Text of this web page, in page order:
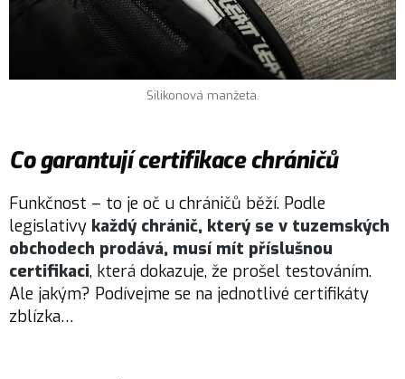
Silikonová manžeta.
Co garantují certifikace chráničů
Funkčnost – to je oč u chráničů běží. Podle
legislativy každý chránič, který se v tuzemských
obchodech prodává, musí mít příslušnou
certifikaci, která dokazuje, že prošel testováním.
Ale jakým? Podívejme se na jednotlivé certifikáty
zblízka…